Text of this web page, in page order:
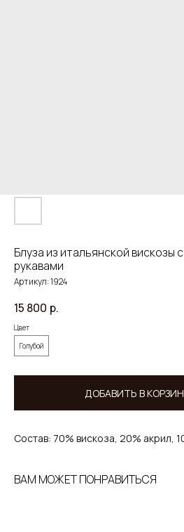
Блуза из итальянской вискозы
рукавами
Артикул:1924
15 800 р.
Цвет
Голубой
ДОБАВИТЬ В
Состав: 70% вискоза, 20% акрил,
ВАМ МОЖЕТ ПОНРАВИТЬСЯ